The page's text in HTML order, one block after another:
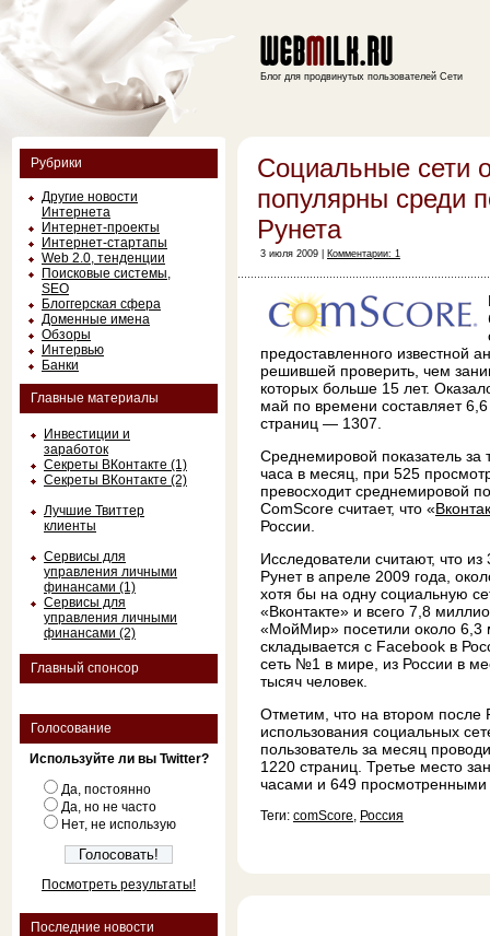
Рубрики
Другие новости
Интернета
Интернет-проекты
Интернет-стартапы
Web 2.0, тенденции
Поисковые системы,
SEO
Блоггерская сфера
Доменные имена
Обзоры
Интервью
Банки
Главные материалы
Инвестиции и
заработок
Секреты ВКонтакте (1)
Секреты ВКонтакте (2)
Лучшие Твиттер
клиенты
Сервисы для
управления личными
финансами (1)
Сервисы для
управления личными
финансами (2)
Главный спонсор
Голосование
Используйте ли вы Twitter?
Да, постоянно
Да, но не часто
Нет, не использую
Посмотреть результаты!
Последние новости
Блог для продвинутых пользователей Сети
Социальные сети
популярны среди
Рунета
3 июля 2009 | Комментарии: 1
предоставленного известной
решившей проверить, чем
которых больше 15 лет.
май по времени составляет
страниц — 1307.
Среднемировой показатель за
часа в месяц, при 525
превосходит среднемировой
ComScore считает, что «
России.
Исследователи считают, что
Рунет в апреле 2009 года,
хотя бы на одну социальную
«Вконтакте» и всего 7,8
«МойМир» посетили около 6,3
складывается с Facebook в
сеть №1 в мире, из России в
тысяч человек.
Отметим, что на втором после
использования социальных
пользователь за месяц
1220 страниц. Третье место
часами и 649 просмотренными
Теги: comScore, Россия